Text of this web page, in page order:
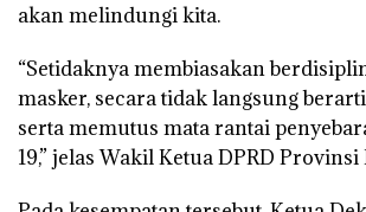
akan melindungi kita.
“Setidaknya membiasakan
masker, secara tidak langsung
serta memutus mata rantai
19,” jelas Wakil Ketua DPRD